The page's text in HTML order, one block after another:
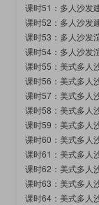
课时51：多人沙发
课时52：多人沙发
课时53：多人沙发
课时54：多人沙发
课时55：美式多人
课时56：美式多人
课时57：美式多人
课时58：美式多人
课时59：美式多人
课时60：美式多人
课时61：美式多人
课时62：美式多人
课时63：美式多人
课时64：美式多人